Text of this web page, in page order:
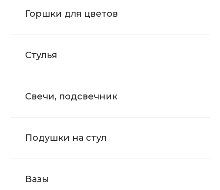
Горшки для цветов
Стулья
Свечи, подсвечник
Подушки на стул
Вазы